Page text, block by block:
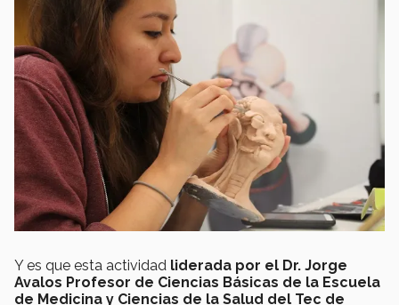
Y es que esta actividad liderada por el Dr. Jorge
Avalos Profesor de Ciencias Básicas de la Escuela
de Medicina y Ciencias de la Salud del Tec de